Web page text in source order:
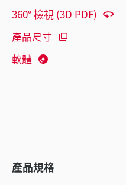
360° 檢視 (3D PDF)
產品尺寸
軟體
產品規格